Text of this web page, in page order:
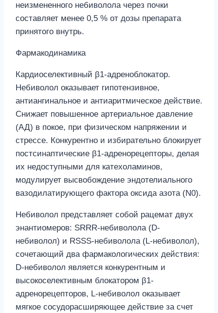
неизмененного небиволола через почки
составляет менее 0,5 % от дозы препарата
принятого внутрь.
Фармакодинамика
Кардиоселективный β1-адреноблокатор.
Небиволол оказывает гипотензивное,
антиангинальное и антиаритмическое действие.
Снижает повышенное артериальное давление
(АД) в покое, при физическом напряжении и
стрессе. Конкурентно и избирательно блокирует
постсинаптические β1-адренорецепторы, делая
их недоступными для катехоламинов,
модулирует высвобождение эндотелиального
вазодилатирующего фактора оксида азота (N0).
Небиволол представляет собой рацемат двух
энантиомеров: SRRR-небиволола (D-
небиволол) и RSSS-небиволола (L-небиволол),
сочетающий два фармакологических действия:
D-небиволол является конкурентным и
высокоселективным блокатором β1-
адренорецепторов, L-небиволол оказывает
мягкое сосудорасширяющее действие за счет